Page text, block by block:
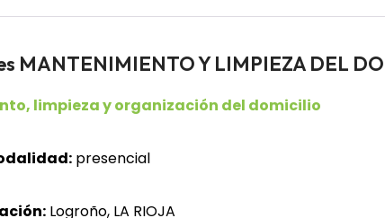
MANTENIMIENTO Y LIMPIEZA DEL
limpieza y organización del domicilio
presencial
Logroño, LA RIOJA